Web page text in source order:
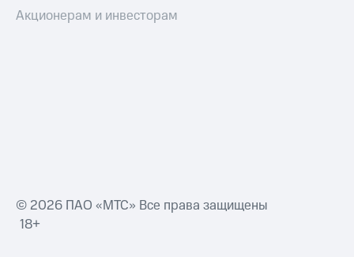
Акционерам и инвесторам
© 2026 ПАО «МТС» Все права защищены
18+